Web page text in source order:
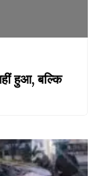
हुआ, बल्कि